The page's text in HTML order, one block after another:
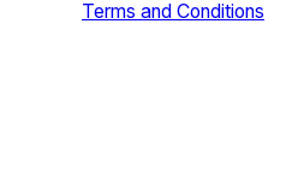
Terms and Conditions